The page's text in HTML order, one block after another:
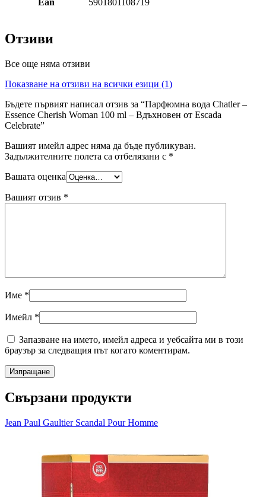
Ean 5901801108719
Отзиви
Все още няма отзиви
Показване на отзиви на всички езици (1)
Бъдете първият написал отзив за “Парфюмна вода Chatler –
Essence Cherish Woman 100 ml – Вдъхновен от Escada
Celebrate”
Вашият имейл адрес няма да бъде публикуван.
Задължителните полета са отбелязани с *
Вашата оценка
Вашият отзив *
Име *
Имейл *
Запазване на името, имейл адреса и уебсайта ми в този
браузър за следващия път когато коментирам.
Свързани продукти
Jean Paul Gaultier Scandal Pour Homme